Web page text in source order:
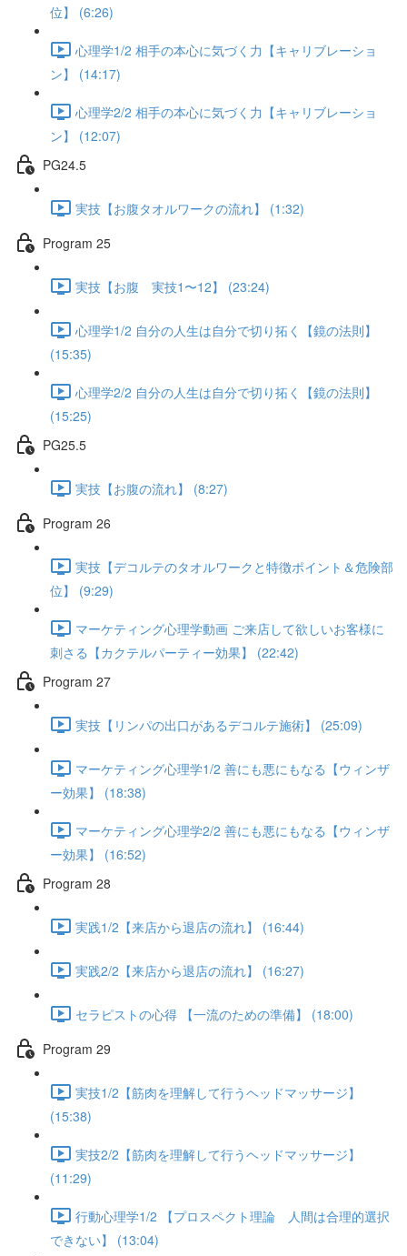
位】 (6:26)
心理学1/2 相手の本心に気づく力【キャリブレーショ
ン】 (14:17)
心理学2/2 相手の本心に気づく力【キャリブレーショ
ン】 (12:07)
PG24.5
実技【お腹タオルワークの流れ】 (1:32)
Program 25
実技【お腹 実技1〜12】 (23:24)
心理学1/2 自分の人生は自分で切り拓く【鏡の法則】
(15:35)
心理学2/2 自分の人生は自分で切り拓く【鏡の法則】
(15:25)
PG25.5
実技【お腹の流れ】 (8:27)
Program 26
実技【デコルテのタオルワークと特徴ポイント＆危険部
位】 (9:29)
マーケティング心理学動画 ご来店して欲しいお客様に
刺さる【カクテルパーティー効果】 (22:42)
Program 27
実技【リンパの出口があるデコルテ施術】 (25:09)
マーケティング心理学1/2 善にも悪にもなる【ウィンザ
ー効果】 (18:38)
マーケティング心理学2/2 善にも悪にもなる【ウィンザ
ー効果】 (16:52)
Program 28
実践1/2【来店から退店の流れ】 (16:44)
実践2/2【来店から退店の流れ】 (16:27)
セラピストの心得 【一流のための準備】 (18:00)
Program 29
実技1/2【筋肉を理解して行うヘッドマッサージ】
(15:38)
実技2/2【筋肉を理解して行うヘッドマッサージ】
(11:29)
行動心理学1/2 【プロスペクト理論 人間は合理的選択
できない】 (13:04)